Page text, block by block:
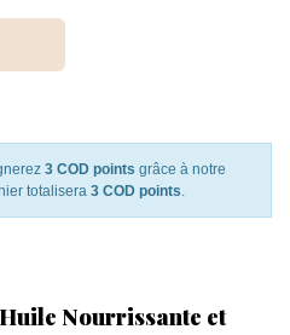
3 COD points grâce à notre
totalisera 3 COD points.
Nourrissante et